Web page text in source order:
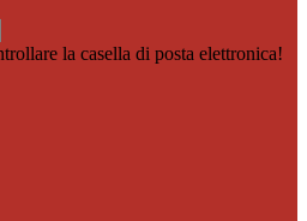
la casella di posta elettronica!